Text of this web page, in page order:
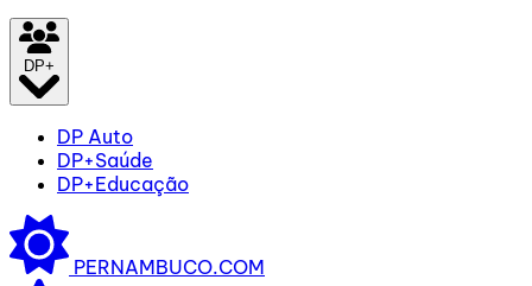
DP+
DP Auto
DP+Saúde
DP+Educação
PERNAMBUCO.COM